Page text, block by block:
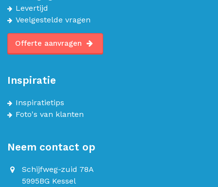
Levertijd
Veelgestelde vragen
Offerte aanvragen
Inspiratie
Inspiratietips
Foto's van klanten
Neem contact op
Schijfweg-zuid 78A
5995BG Kessel